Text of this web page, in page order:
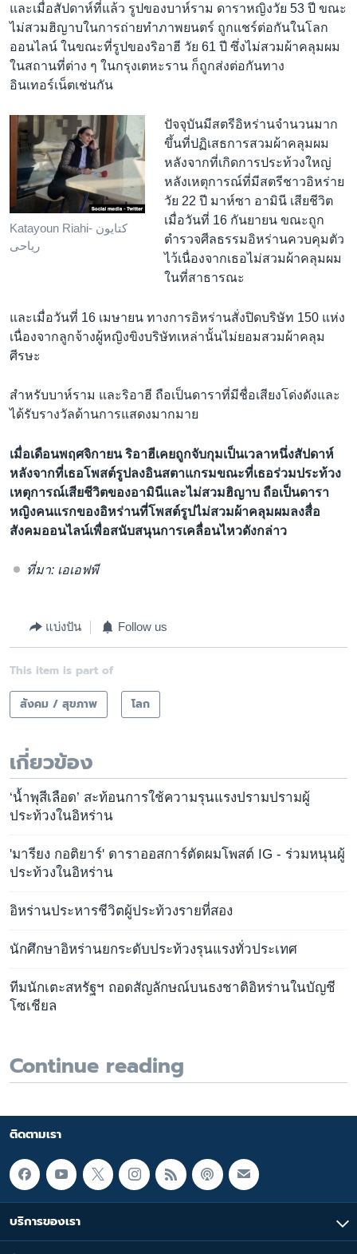
และเมื่อสัปดาห์ที่แล้ว รูปของบาห์ราม ดาราหญิงวัย 53 ปี ขณะ
ไม่สวมฮิญาบในการถ่ายทำภาพยนตร์ ถูกแชร์ต่อกันในโลก
ออนไลน์ ในขณะที่รูปของริอาฮี วัย 61 ปี ซึ่งไม่สวมผ้าคลุมผม
ในสถานที่ต่าง ๆ ในกรุงเตหะราน ก็ถูกส่งต่อกันทาง
อินเทอร์เน็ตเช่นกัน
Katayoun Riahi- کتایون
ریاحی
ปัจจุบันมีสตรีอิหร่านจำนวนมาก
ขึ้นที่ปฏิเสธการสวมผ้าคลุมผม
หลังจากที่เกิดการประท้วงใหญ่
หลังเหตุการณ์ที่มีสตรีชาวอิหร่าย
วัย 22 ปี มาห์ซา อามินี เสียชีวิต
เมื่อวันที่ 16 กันยายน ขณะถูก
ตำรวจศีลธรรมอิหร่านควบคุมตัว
ไว้เนื่องจากเธอไม่สวมผ้าคลุมผม
ในที่สาธารณะ
และเมื่อวันที่ 16 เมษายน ทางการอิหร่านสั่งปิดบริษัท 150 แห่ง
เนื่องจากลูกจ้างผู้หญิงขิงบริษัทเหล่านั้นไม่ยอมสวมผ้าคลุม
ศีรษะ
สำหรับบาห์ราม และริอาฮี ถือเป็นดาราที่มีชื่อเสียงโด่งดังและ
ได้รับรางวัลด้านการแสดงมากมาย
เมื่อเดือนพฤศจิกายน ริอาฮีเคยถูกจับกุมเป็นเวลาหนึ่งสัปดาห์
หลังจากที่เธอโพสต์รูปลงอินสตาแกรมขณะที่เธอร่วมประท้วง
เหตุการณ์เสียชีวิตของอามินีและไม่สวมฮิญาบ ถือเป็นดารา
หญิงคนแรกของอิหร่านที่โพสต์รูปไม่สวมผ้าคลุมผมลงสื่อ
สังคมออนไลน์เพื่อสนับสนุนการเคลื่อนไหวดังกล่าว
ที่มา: เอเอฟพี
แบ่งปัน Follow us
This item is part of
สังคม / สุขภาพ
โลก
เกี่ยวข้อง
‘น้ำพุสีเลือด’ สะท้อนการใช้ความรุนแรงปรามปรามผู้
ประท้วงในอิหร่าน
'มารียง กอติยาร์' ดาราออสการ์ตัดผมโพสต์ IG - ร่วมหนุนผู้
ประท้วงในอิหร่าน
อิหร่านประหารชีวิตผู้ประท้วงรายที่สอง
นักศึกษาอิหร่านยกระดับประท้วงรุนแรงทั่วประเทศ
ทีมนักเตะสหรัฐฯ ถอดสัญลักษณ์บนธงชาติอิหร่านในบัญชี
โซเชียล
Continue reading
ติดตามเรา
บริการของเรา